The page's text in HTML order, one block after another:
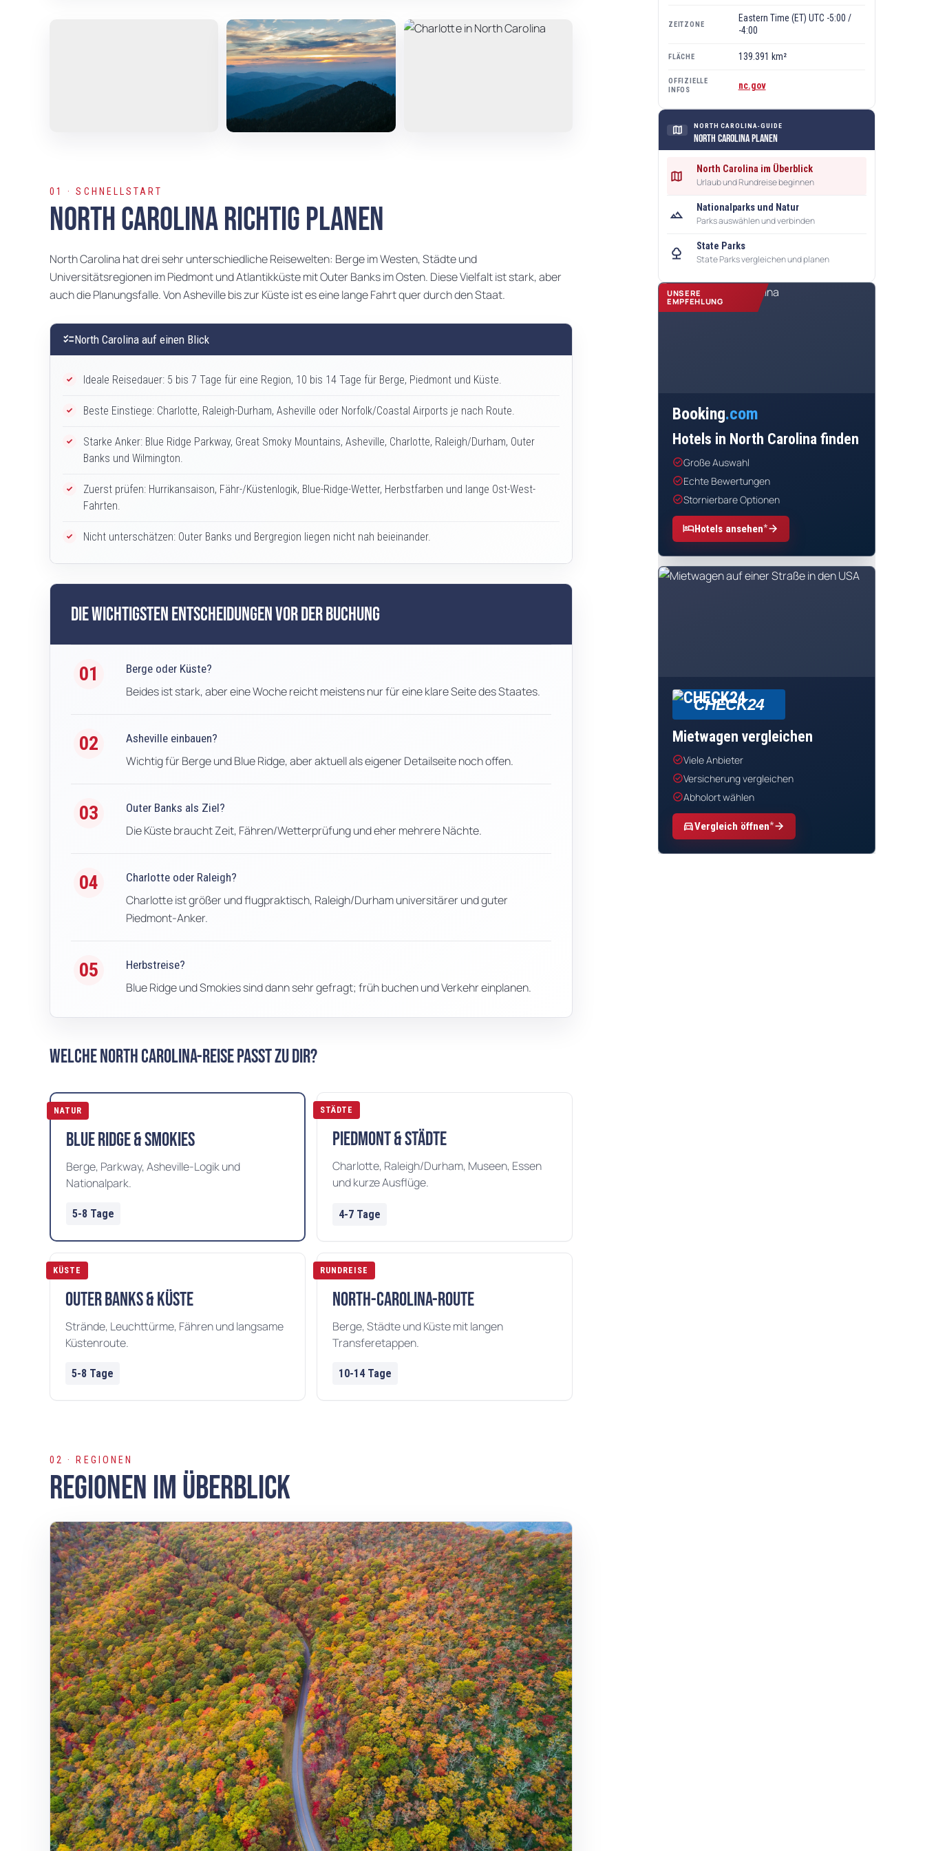
01 · SCHNELLSTART
North Carolina richtig planen
North Carolina hat drei sehr unterschiedliche Reisewelten: Berge im Westen, Städte und
Universitätsregionen im Piedmont und Atlantikküste mit Outer Banks im Osten. Diese Vielfalt ist stark, aber
auch die Planungsfalle. Von Asheville bis zur Küste ist es eine lange Fahrt quer durch den Staat.
checklistNorth Carolina auf einen Blick
Ideale Reisedauer: 5 bis 7 Tage für eine Region, 10 bis 14 Tage für Berge, Piedmont und Küste.
Beste Einstiege: Charlotte, Raleigh-Durham, Asheville oder Norfolk/Coastal Airports je nach Route.
Starke Anker: Blue Ridge Parkway, Great Smoky Mountains, Asheville, Charlotte, Raleigh/Durham, Outer
Banks und Wilmington.
Zuerst prüfen: Hurrikansaison, Fähr-/Küstenlogik, Blue-Ridge-Wetter, Herbstfarben und lange Ost-West-
Fahrten.
Nicht unterschätzen: Outer Banks und Bergregion liegen nicht nah beieinander.
Die wichtigsten Entscheidungen vor der Buchung
01 Berge oder Küste?
Beides ist stark, aber eine Woche reicht meistens nur für eine klare Seite des Staates.
02 Asheville einbauen?
Wichtig für Berge und Blue Ridge, aber aktuell als eigener Detailseite noch offen.
03 Outer Banks als Ziel?
Die Küste braucht Zeit, Fähren/Wetterprüfung und eher mehrere Nächte.
04 Charlotte oder Raleigh?
Charlotte ist größer und flugpraktisch, Raleigh/Durham universitärer und guter
Piedmont-Anker.
05 Herbstreise?
Blue Ridge und Smokies sind dann sehr gefragt; früh buchen und Verkehr einplanen.
Welche North Carolina-Reise passt zu Dir?
NATUR
Blue Ridge & Smokies
Berge, Parkway, Asheville-Logik und
Nationalpark.
5-8 Tage
STÄDTE
Piedmont & Städte
Charlotte, Raleigh/Durham, Museen, Essen
und kurze Ausflüge.
4-7 Tage
KÜSTE
Outer Banks & Küste
Strände, Leuchttürme, Fähren und langsame
Küstenroute.
5-8 Tage
RUNDREISE
North-Carolina-Route
Berge, Städte und Küste mit langen
Transferetappen.
10-14 Tage
02 · REGIONEN
Regionen im Überblick
ZEITZONE
Eastern Time (ET) UTC -5:00 /
-4:00
FLÄCHE 139.391 km²
OFFIZIELLE
INFOS
nc.gov
map NORTH CAROLINA-GUIDE
North Carolina planen
map
North Carolina im Überblick
Urlaub und Rundreise beginnen
landscape
Nationalparks und Natur
Parks auswählen und verbinden
nature
State Parks
State Parks vergleichen und planen
UNSERE
EMPFEHLUNG
Booking.com
Hotels in North Carolina finden
check_circleGroße Auswahl
check_circleEchte Bewertungen
check_circleStornierbare Optionen
hotelHotels ansehen*arrow_forward
CHECK24
Mietwagen vergleichen
check_circleViele Anbieter
check_circleVersicherung vergleichen
check_circleAbholort wählen
directions_carVergleich öffnen*arrow_forward